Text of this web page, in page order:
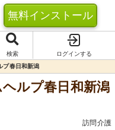
無料インストール
検索
ログインする
プ春日和新潟
ヘルプ春日和新潟
訪問介護